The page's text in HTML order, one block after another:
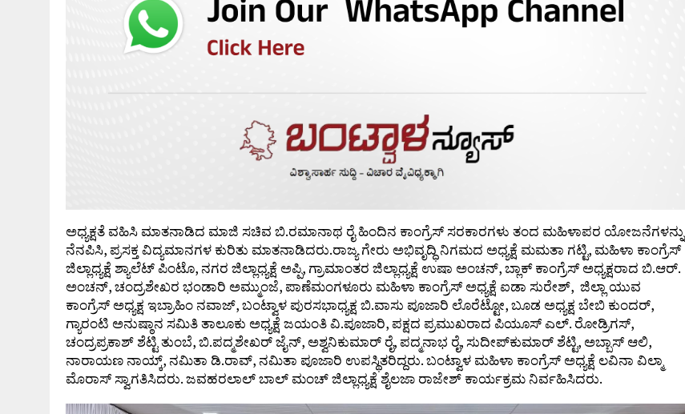
ಅಧ್ಯಕ್ಷತೆ ವಹಿಸಿ ಮಾತನಾಡಿದ ಮಾಜಿ ಸಚಿವ ಬಿ.ರಮಾನಾಥ ರೈ ಹಿಂದಿನ ಕಾಂಗ್ರೆಸ್ ಸರಕಾರಗಳು ತಂದ ಮಹಿಳಾಪರ ಯೋಜನೆಗಳನ್ನು
ನೆನಪಿಸಿ, ಪ್ರಸಕ್ತ ವಿದ್ಯಮಾನಗಳ ಕುರಿತು ಮಾತನಾಡಿದರು.ರಾಜ್ಯ ಗೇರು ಅಭಿವೃದ್ಧಿ ನಿಗಮದ ಅಧ್ಯಕ್ಷೆ ಮಮತಾ ಗಟ್ಟಿ, ಮಹಿಳಾ ಕಾಂಗ್ರೆಸ್
ಜಿಲ್ಲಾಧ್ಯಕ್ಷೆ ಶ್ಯಾಲೆಟ್ ಪಿಂಟೊ, ನಗರ ಜಿಲ್ಲಾಧ್ಯಕ್ಷೆ ಅಪ್ಪಿ, ಗ್ರಾಮಾಂತರ ಜಿಲ್ಲಾಧ್ಯಕ್ಷೆ ಉಷಾ ಅಂಚನ್, ಬ್ಲಾಕ್ ಕಾಂಗ್ರೆಸ್ ಅಧ್ಯಕ್ಷರಾದ ಬಿ.ಆರ್.
ಅಂಚನ್, ಚಂದ್ರಶೇಖರ ಭಂಡಾರಿ ಅಮ್ಮುಂಜೆ, ಪಾಣೆಮಂಗಳೂರು ಮಹಿಳಾ ಕಾಂಗ್ರೆಸ್ ಅಧ್ಯಕ್ಷೆ ಐಡಾ ಸುರೇಶ್, ಜಿಲ್ಲಾ ಯುವ
ಕಾಂಗ್ರೆಸ್ ಅಧ್ಯಕ್ಷ ಇಬ್ರಾಹಿಂ ನವಾಜ್, ಬಂಟ್ವಾಳ ಪುರಸಭಾಧ್ಯಕ್ಷ ಬಿ.ವಾಸು ಪೂಜಾರಿ ಲೊರೆಟ್ಟೋ, ಬೂಡ ಅಧ್ಯಕ್ಷ ಬೇಬಿ ಕುಂದರ್,
ಗ್ಯಾರಂಟಿ ಅನುಷ್ಠಾನ ಸಮಿತಿ ತಾಲೂಕು ಅಧ್ಯಕ್ಷೆ ಜಯಂತಿ ವಿ.ಪೂಜಾರಿ, ಪಕ್ಷದ ಪ್ರಮುಖರಾದ ಪಿಯೂಸ್ ಎಲ್. ರೋಡ್ರಿಗಸ್,
ಚಂದ್ರಪ್ರಕಾಶ್ ಶೆಟ್ಟಿ ತುಂಬೆ, ಬಿ.ಪದ್ಮಶೇಖರ್ ಜೈನ್, ಅಶ್ವನಿಕುಮಾರ್ ರೈ, ಪದ್ಮನಾಭ ರೈ, ಸುದೀಪ್‌ಕುಮಾರ್ ಶೆಟ್ಟಿ, ಅಬ್ಬಾಸ್ ಆಲಿ,
ನಾರಾಯಣ ನಾಯ್ಕ್, ನಮಿತಾ ಡಿ.ರಾವ್, ನಮಿತಾ ಪೂಜಾರಿ ಉಪಸ್ಥಿತರಿದ್ದರು. ಬಂಟ್ವಾಳ ಮಹಿಳಾ ಕಾಂಗ್ರೆಸ್ ಅಧ್ಯಕ್ಷೆ ಲವಿನಾ ವಿಲ್ಮಾ
ಮೊರಾಸ್ ಸ್ವಾಗತಿಸಿದರು. ಜವಹರಲಾಲ್ ಬಾಲ್ ಮಂಚ್ ಜಿಲ್ಲಾಧ್ಯಕ್ಷೆ ಶೈಲಜಾ ರಾಜೇಶ್ ಕಾರ್ಯಕ್ರಮ ನಿರ್ವಹಿಸಿದರು.